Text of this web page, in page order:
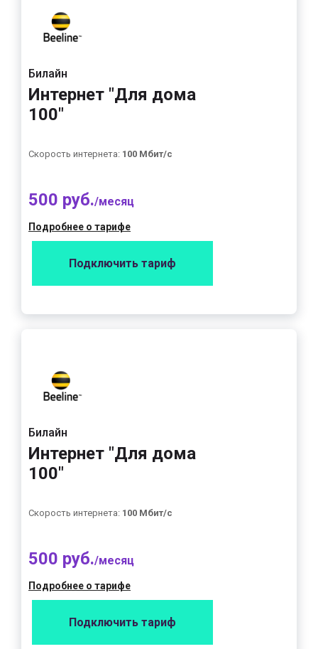
Билайн
Интернет "Для дома
100"
Скорость интернета: 100 Мбит/с
500 руб./месяц
Подробнее о тарифе
Подключить тариф
Билайн
Интернет "Для дома
100"
Скорость интернета: 100 Мбит/с
500 руб./месяц
Подробнее о тарифе
Подключить тариф